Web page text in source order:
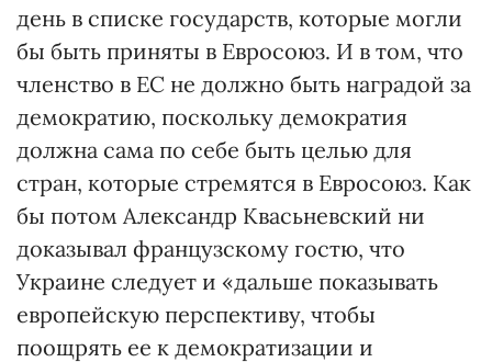
день в списке государств, которые могли
бы быть приняты в Евросоюз. И в том, что
членство в ЕС не должно быть наградой за
демократию, поскольку демократия
должна сама по себе быть целью для
стран, которые стремятся в Евросоюз. Как
бы потом Александр Квасьневский ни
доказывал французскому гостю, что
Украине следует и «дальше показывать
европейскую перспективу, чтобы
поощрять ее к демократизации и